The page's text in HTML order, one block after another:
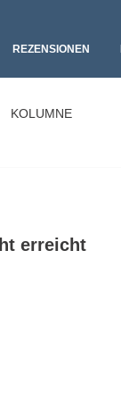
REZENSIONEN
KOLUMNE
erreicht